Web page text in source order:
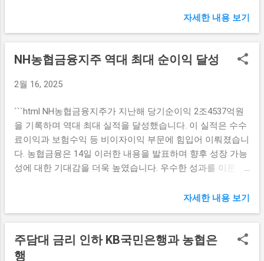
요한 만큼, 출산 전 신청 이 필수적이다. 정확한 일정에 맞춰
미리 신청을 하지 않으면 지원금을 받지 못할 수 있으므로, 충
작성할 수 있으며, 필요한 서류는 출산 예정일을 확인할 수 있
기 위해서는 친정엄마가 일정한 교육을 이수해야 하는 경우
산후조리의 중요성과 아기 돌보는 방법 등에 대한 기본적인
지식을 쌓을 수 있는 좋은 기회이다. 제도 시행 초기인 만큼,
지역마다 차이가 있을 수 있으므로, 각 지자체의 안내 사항을
꼼꼼히 확인하는 ...
의 평가와 함께, 이번 경제 지표들은 많은 사람들에게 우려를
동성이 내수 경제에 미치는 영향은 적지 않은데, 이는 소비자
들의 지출을 제한하는 요소로 작용하고 있습니다. 이에 따라
할 필요성이 커지고 있습니다. 또한, 글로벌 경제 불안정성이
금리 인상과 중국의 경기 둔화 등 외부 리스크가 국내 경제에
미치는 파급 효과는 점차 심화되고 있으며, 이는 내수 회복을
더욱 어렵게 만드는 주요 원인으로 작용하고 있습니다. 이러
한 경제 상황을 반영하여 정부는 보다 현실적이고 즉각적인
대응이 필요하다고 판단하고 있습니다. 정부의 부정적 평가:
경제 정책의 방향성 또한 다시 점검할 필요성이 대두되고 있
습니다. 기존의 경제 성장률 목표가 달성하기 어려운 상황 아
해 즉각적인 재정 지출 증가와 세금 감면 등의 조치를 검토 중
에 있으며, 이는 내수 소비를 촉진하는 데 중요한 역할을 할
자세한 내용 보기
NH농협금융지주 역대 최대 순이익 달성
2월 16, 2025
```html NH농협금융지주가 지난해 당기순이익 2조4537억원
을 기록하며 역대 최대 실적을 달성했습니다. 이 실적은 수수
료이익과 보험수익 등 비이자이익 부문에 힘입어 이뤄졌습니
다. 농협금융은 14일 이러한 내용을 발표하며 향후 성장 가능
성에 대한 기대감을 더욱 높였습니다. 우수한 성과를 이룬 NH
성과를 보여주며 역대 최대 순이익을 달성했습니다. 당기순
력을 더욱 확고히 하는 결과를 이끌어냈습니다. 이와 같은 성
과는 금융 여러 분야에서의 성장이 고르게 나타났음을 보여
줍니다. 특히, 수수료이익 부문이 크게 증가하면서 상반기와
자세한 내용 보기
주담대 금리 인하 KB국민은행과 농협은
행